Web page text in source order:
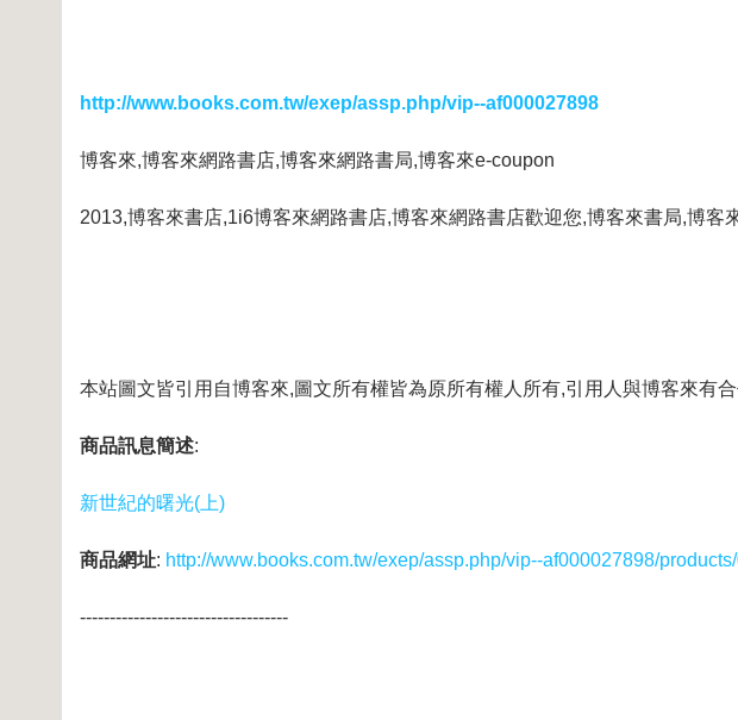
http://www.books.com.tw/exep/assp.php/vip--af000027898
博客來,博客來網路書店,博客來網路書局,博客來e-coupon
2013,博客來書店,1i6博客來網路書店,博客來網路書店歡迎您,博客來書局,博
本站圖文皆引用自博客來,圖文所有權皆為原所有權人所有,引用人與博客來有合
商品訊息簡述:
新世紀的曙光(上)
商品網址: http://www.books.com.tw/exep/assp.php/vip--af000027898/
-----------------------------------